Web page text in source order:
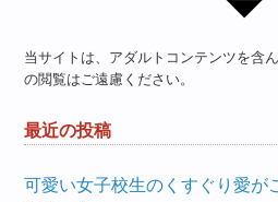
当サイトは、アダルトコンテンツを含
の閲覧はご遠慮ください。
最近の投稿
可愛い女子校生のくすぐり愛が